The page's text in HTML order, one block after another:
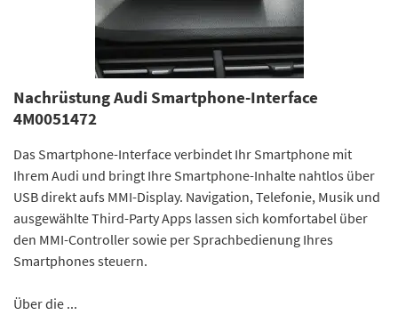
Nachrüstung Audi Smartphone-Interface
4M0051472
Das Smartphone-Interface verbindet Ihr Smartphone mit
Ihrem Audi und bringt Ihre Smartphone-Inhalte nahtlos über
USB direkt aufs MMI-Display. Navigation, Telefonie, Musik und
ausgewählte Third-Party Apps lassen sich komfortabel über
den MMI-Controller sowie per Sprachbedienung Ihres
Smartphones steuern.
Über die ...